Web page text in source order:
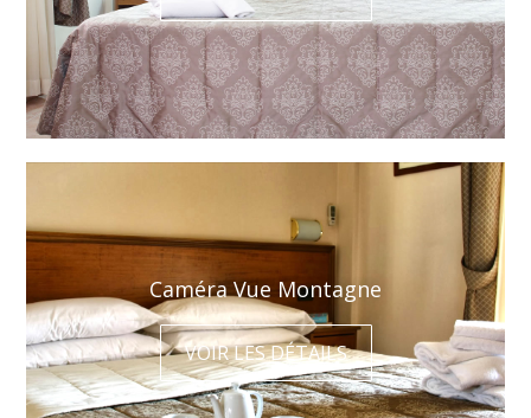
Caméra Vue Montagne
VOIR LES DÉTAILS